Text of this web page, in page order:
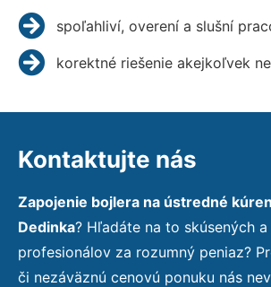
spoľahliví, overení a slušní
korektné riešenie akejkoľvek
Kontaktujte nás
Zapojenie bojlera na ústredné
Dedinka? Hľadáte na to skúsených
profesionálov za rozumný peniaz?
či nezáväznú cenovú ponuku nás